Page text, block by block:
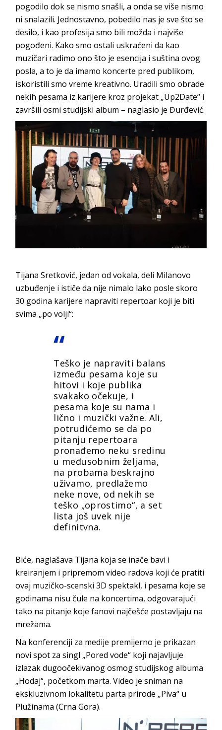
pogodilo dok se nismo snašli, a onda se više nismo
ni snalazili. Jednostavno, pobedilo nas je sve što se
desilo, i kao profesija smo bili možda i najviše
pogođeni. Kako smo ostali uskraćeni da kao
muzičari radimo ono što je esencija i suština ovog
posla, a to je da imamo koncerte pred publikom,
iskoristili smo vreme kreativno. Uradili smo obrade
nekih pesama iz karijere kroz projekat „Up2Date“ i
završili osmi studijski album – naglasio je Đurđević.
Tijana Sretković, jedan od vokala, deli Milanovo
uzbuđenje i ističe da nije nimalo lako posle skoro
30 godina karijere napraviti repertoar koji je biti
svima „po volji“:
Teško je napraviti balans
između pesama koje su
hitovi i koje publika
svakako očekuje, i
pesama koje su nama i
lično i muzički važne. Ali,
potrudićemo se da po
pitanju repertoara
pronađemo neku sredinu
u međusobnim željama,
na probama beskrajno
uživamo, predlažemo
neke nove, od nekih se
teško „oprostimo“, a set
lista još uvek nije
definitvna.
Biće, naglašava Tijana koja se inače bavi i
kreiranjem i pripremom video radova koji će pratiti
ovaj muzičko-scenski 3D spektakl, i pesama koje se
godinama nisu čule na koncertima, odgovarajući
tako na pitanje koje fanovi najčešće postavljaju na
mrežama.
Na konferenciji za medije premijerno je prikazan
novi spot za singl „Pored vode“ koji najavljuje
izlazak dugoočekivanog osmog studijskog albuma
„Hodaj“, početkom marta. Video je sniman na
ekskluzivnom lokalitetu parta prirode „Piva“ u
Plužinama (Crna Gora).